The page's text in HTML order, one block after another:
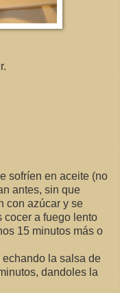
sofríen en aceite (no
antes, sin que
con azúcar y se
cocer a fuego lento
15 minutos más o
la salsa de
dandoles la